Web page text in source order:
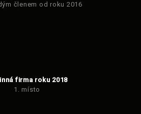
členem od roku 2016
firma roku 2018
1. místo